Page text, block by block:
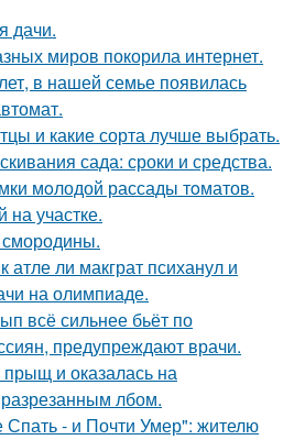
дачи.
миров покорила интернет.
в нашей семье появилась
и какие сорта лучше выбрать.
сада: сроки и средства.
мoлодой рассады тoматов.
на участке.
ли макграт психанул и
на олимпиаде.
всё сильнее бьёт по
предупреждают врачи.
и оказалась на
лбом.
- и Почти Умер": жителю